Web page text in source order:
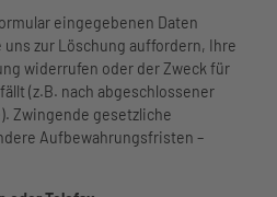
eingegebenen Daten
zur Löschung auffordern, Ihre
widerrufen oder der Zweck für
(z.B. nach abgeschlossener
Zwingende gesetzliche
Aufbewahrungsfristen –